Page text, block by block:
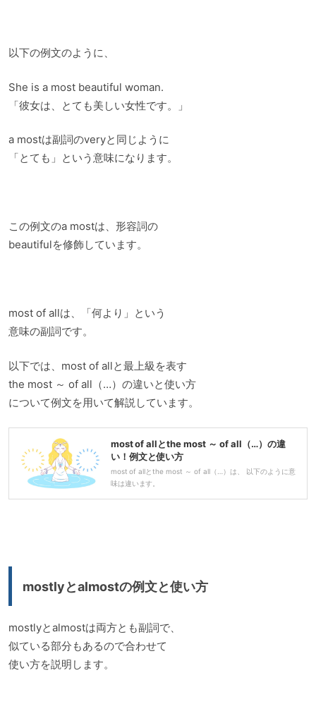
以下の例文のように、
She is a most beautiful woman.
「彼女は、とても美しい女性です。」
a mostは副詞のveryと同じように
「とても」という意味になります。
この例文のa mostは、形容詞の
beautifulを修飾しています。
most of allは、「何より」という
意味の副詞です。
以下では、most of allと最上級を表す
the most ～ of all（…）の違いと使い方
について例文を用いて解説しています。
most of allとthe most ～ of all（…）の違
い！例文と使い方
most of allとthe most ～ of all（…）は、 以下のように意
味は違います。
mostlyとalmostの例文と使い方
mostlyとalmostは両方とも副詞で、
似ている部分もあるので合わせて
使い方を説明します。